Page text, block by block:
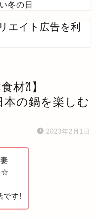
冬の日
エイト広告を利
材⁈】
の鍋を楽しむ
2023年2月1日
☆
です!